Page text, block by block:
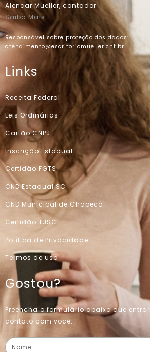
Alencar Mueller, contador
Saiba Mais…
Responsável sobre proteção dos dados:
atendimento@escritoriomueller.cnt.br
Links
Receita Federal
Leis Ordinárias
Cartão CNPJ
Inscrição Estadual
Certidão FGTS
CND Estadual SC
CND Municipal de Chapecó
Certidão TJSC
Política de Privacidade
Termos de uso
Gostou?
Preencha o formulário abaixo que
contato com você.